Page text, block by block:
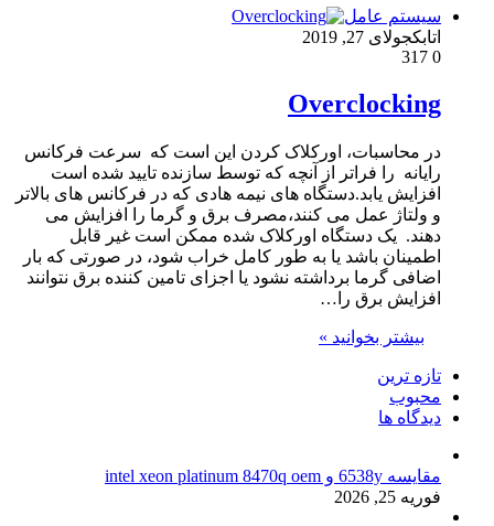
سیستم عامل
اتابکجولای 27, 2019
0
Overclocking
در محاسبات، اورکلاک کردن این است که سرعت فرکانس
رایانه را فراتر از آنچه که توسط سازنده تایید شده است
افزایش یابد.دستگاه های نیمه هادی که در فرکانس های بالاتر
و ولتاژ عمل می کنند،مصرف برق و گرما را افزایش می
دهند. یک دستگاه اورکلاک شده ممکن است غیر قابل
اطمینان باشد یا به طور کامل خراب شود، در صورتی که بار
اضافی گرما برداشته نشود یا اجزای تامین کننده برق نتوانند
افزایش برق را…
بیشتر بخوانید »
تازه ترین
محبوب
دیدگاه ها
مقایسه 6538y و intel xeon platinum 8470q oem
فوریه 25, 2026